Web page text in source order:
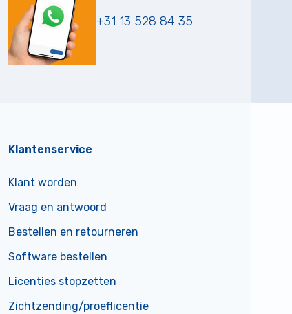
+31 13 528 84 35
Klantenservice
Klant worden
Vraag en antwoord
Bestellen en retourneren
Software bestellen
Licenties stopzetten
Zichtzending/proeflicentie